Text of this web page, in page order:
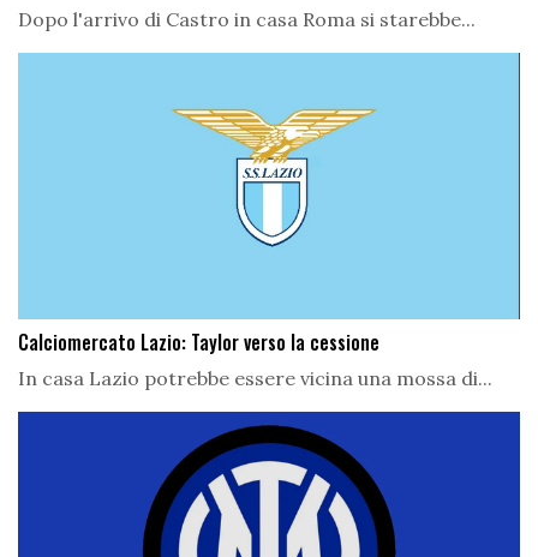
Dopo l'arrivo di Castro in casa Roma si starebbe...
Calciomercato Lazio: Taylor verso la cessione
In casa Lazio potrebbe essere vicina una mossa di...